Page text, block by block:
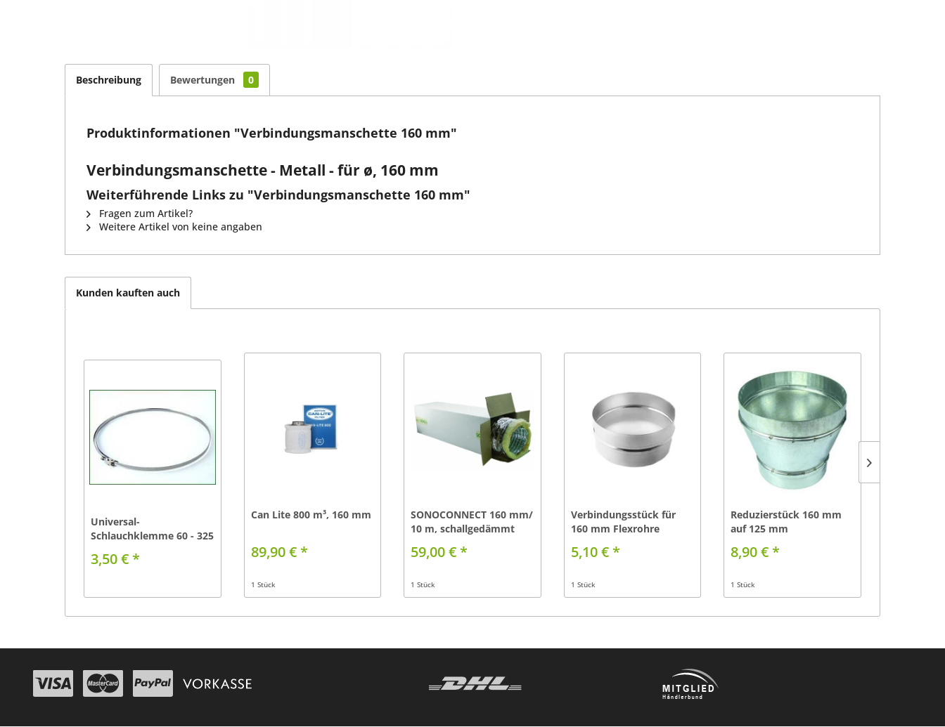
Beschreibung Bewertungen 0
Produktinformationen "Verbindungsmanschette 160 mm"
Verbindungsmanschette - Metall - für ø, 160 mm
Weiterführende Links zu "Verbindungsmanschette 160 mm"
Fragen zum Artikel?
Weitere Artikel von keine angaben
Kunden kauften auch
Universal-
Schlauchklemme 60 - 325
3,50 € *
Can Lite 800 m³, 160 mm
89,90 € *
1 Stück
SONOCONNECT 160 mm/
10 m, schallgedämmt
59,00 € *
1 Stück
Verbindungsstück für
160 mm Flexrohre
5,10 € *
1 Stück
Reduzierstück 160 mm
auf 125 mm
8,90 € *
1 Stück